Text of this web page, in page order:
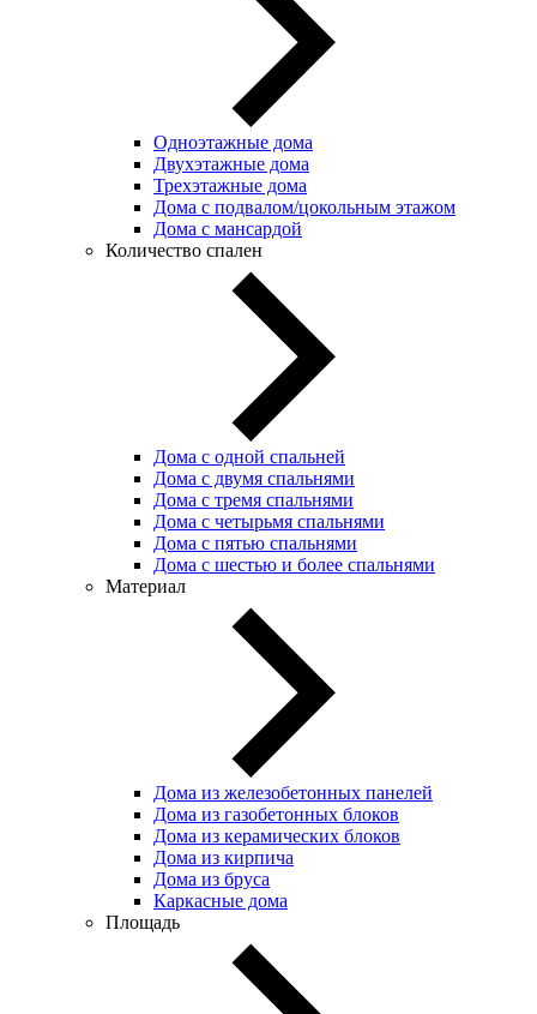
Одноэтажные дома
Двухэтажные дома
Трехэтажные дома
Дома с подвалом/цокольным этажом
Дома с мансардой
Количество спален
Дома с одной спальней
Дома с двумя спальнями
Дома с тремя спальнями
Дома с четырьмя спальнями
Дома с пятью спальнями
Дома с шестью и более спальнями
Материал
Дома из железобетонных панелей
Дома из газобетонных блоков
Дома из керамических блоков
Дома из кирпича
Дома из бруса
Каркасные дома
Площадь